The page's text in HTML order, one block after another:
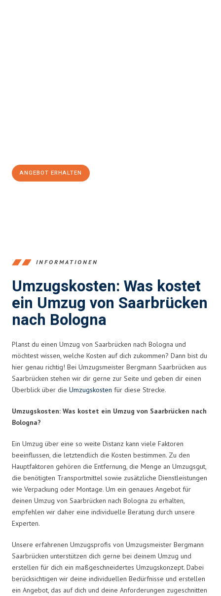
ANGEBOT ERHALTEN
INFORMATIONEN
Umzugskosten: Was kostet
ein Umzug von Saarbrücken
nach Bologna
Planst du einen Umzug von Saarbrücken nach Bologna und
möchtest wissen, welche Kosten auf dich zukommen? Dann bist du
hier genau richtig! Bei Umzugsmeister Bergmann Saarbrücken aus
Saarbrücken stehen wir dir gerne zur Seite und geben dir einen
Überblick über die Umzugskosten für diese Strecke.
Umzugskosten: Was kostet ein Umzug von Saarbrücken nach
Bologna?
Ein Umzug über eine so weite Distanz kann viele Faktoren
beeinflussen, die letztendlich die Kosten bestimmen. Zu den
Hauptfaktoren gehören die Entfernung, die Menge an Umzugsgut,
die benötigten Transportmittel sowie zusätzliche Dienstleistungen
wie Verpackung oder Montage. Um ein genaues Angebot für
deinen Umzug von Saarbrücken nach Bologna zu erhalten,
empfehlen wir daher eine individuelle Beratung durch unsere
Experten.
Unsere erfahrenen Umzugsprofis von Umzugsmeister Bergmann
Saarbrücken unterstützen dich gerne bei deinem Umzug und
erstellen für dich ein maßgeschneidertes Umzugskonzept. Dabei
berücksichtigen wir deine individuellen Bedürfnisse und erstellen
ein Angebot, das auf dich und deine Anforderungen zugeschnitten